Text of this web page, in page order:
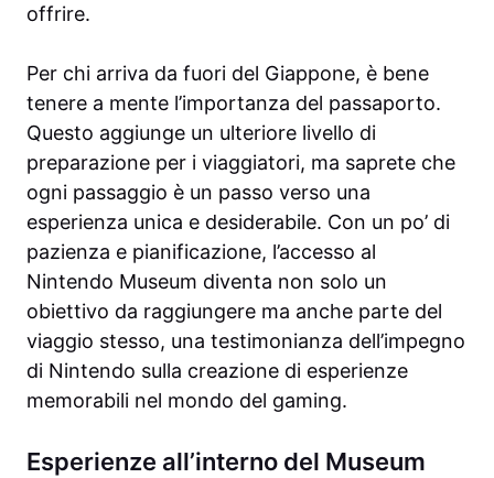
offrire.
Per chi arriva da fuori del Giappone, è bene
tenere a mente l’importanza del passaporto.
Questo aggiunge un ulteriore livello di
preparazione per i viaggiatori, ma saprete che
ogni passaggio è un passo verso una
esperienza unica e desiderabile. Con un po’ di
pazienza e pianificazione, l’accesso al
Nintendo Museum diventa non solo un
obiettivo da raggiungere ma anche parte del
viaggio stesso, una testimonianza dell’impegno
di Nintendo sulla creazione di esperienze
memorabili nel mondo del gaming.
Esperienze all’interno del Museum